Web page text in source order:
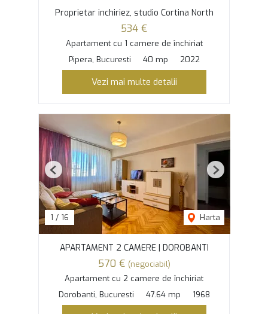
Proprietar inchiriez, studio Cortina North
534 €
Apartament cu 1 camere de închiriat
Pipera, Bucuresti
40 mp 2022
Vezi mai multe detalii
1 / 16 Harta
Previous Next
APARTAMENT 2 CAMERE | DOROBANTI
570 € (negociabil)
Apartament cu 2 camere de închiriat
Dorobanti, Bucuresti
47.64 mp 1968